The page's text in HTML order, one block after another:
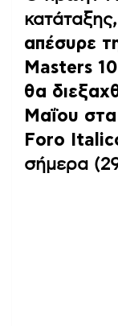
απέσυρε
Masters
θα
Μαΐου
Foro
σήμερα